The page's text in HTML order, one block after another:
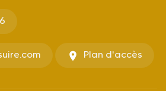
Plan d'accès